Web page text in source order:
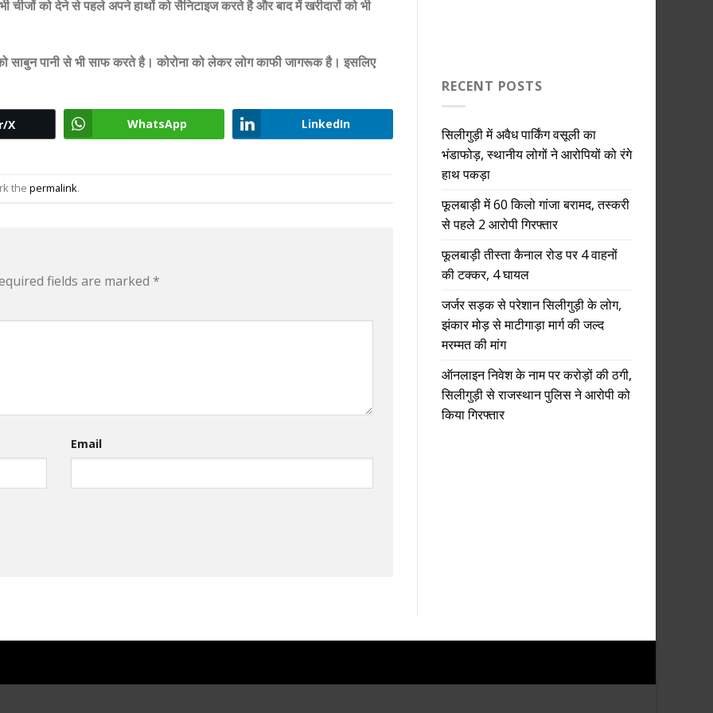
को देने से पहले अपने हाथों को सैनिटाइज करते है और बाद में खरीदारों को भी
साबुन पानी से भी साफ करते है। कोरोना को लेकर लोग काफी जागरूक है। इसलिए
X WhatsApp LinkedIn
the permalink.
fields are marked *
Email
RECENT POSTS
सिलीगुड़ी में अवैध पार्किंग वसूली का
भंडाफोड़, स्थानीय लोगों ने आरोपियों को रंगे
हाथ पकड़ा
फूलबाड़ी में 60 किलो गांजा बरामद, तस्करी
से पहले 2 आरोपी गिरफ्तार
फूलबाड़ी तीस्ता कैनाल रोड पर 4 वाहनों
की टक्कर, 4 घायल
जर्जर सड़क से परेशान सिलीगुड़ी के लोग,
झंकार मोड़ से माटीगाड़ा मार्ग की जल्द
मरम्मत की मांग
ऑनलाइन निवेश के नाम पर करोड़ों की ठगी,
सिलीगुड़ी से राजस्थान पुलिस ने आरोपी को
किया गिरफ्तार